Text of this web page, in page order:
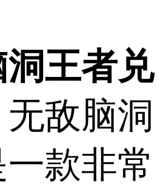
王者兑
无敌脑洞
款非常